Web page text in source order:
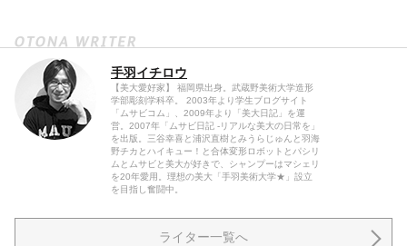
手羽イチロウ
【美大愛好家】 福岡県出身。武蔵野美術大学造形
学部彫刻学科卒。 2003年より学生ブログサイト
「ムサビコム」、2009年より「美大日記」を運
営。2007年「ムサビ日記 -リアルな美大の日常を」
を出版。三谷幸喜と浦沢直樹とみうらじゅんと羽海
野チカとハイキュー！と合体変形ロボットとパシリ
ムとムサビと美大が好きで、シャンプーはマシェリ
を20年愛用。理想の美大「手羽美術大学★」設立
を目指し奮闘中。
ライター一覧へ